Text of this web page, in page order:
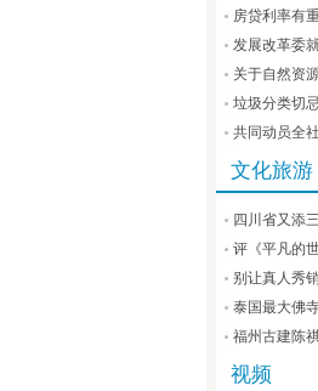
房贷利率有
发展改革委
关于自然资
垃圾分类切
共同动员全
文化旅游
四川省又添
评《平凡的
别让真人秀
泰国最大佛
福州古建陈
视频